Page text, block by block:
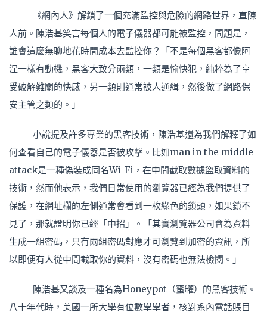
《網內人》解鎖了一個充滿監控與危險的網路世界，直陳
人前。陳浩基笑言每個人的電子儀器都可能被監控，問題是，
誰會這麼無聊地花時間成本去監控你？「不是每個黑客都像阿
涅一樣有動機，黑客大致分兩類，一類是愉快犯，純粹為了享
受破解難關的快感，另一類則通常被人通緝，然後做了網路保
安主管之類的。」
小說提及許多專業的黑客技術，陳浩基還為我們解釋了如
何查看自己的電子儀器是否被攻擊。比如man in the middle
attack是一種偽裝成同名Wi-Fi，在中間截取數據盜取資料的
技術，然而他表示，我們日常使用的瀏覽器已經為我們提供了
保護，在網址欄的左側通常會看到一枚綠色的鎖頭，如果鎖不
見了，那就證明你已經「中招」。「其實瀏覽器公司會為資料
生成一組密碼，只有兩組密碼對應才可瀏覽到加密的資訊，所
以即便有人從中間截取你的資料，沒有密碼也無法檢閱。」
陳浩基又談及一種名為Honeypot（蜜罐）的黑客技術。
八十年代時，美國一所大學有位數學學者，核對系內電話賬目